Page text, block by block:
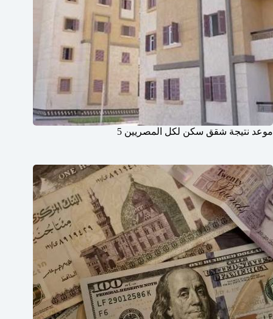
موعد نتيجة شقق سكن لكل المصريين 5